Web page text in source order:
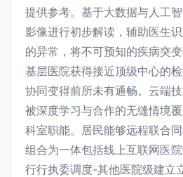
提供参考。基于大数据与人工
影像进行初步解读，辅助医生
的异常，将不可预知的疾病突
基层医院获得接近顶级中心的
协同变得前所未有通畅。云端
被深度学习与合作的无缝情境
科室职能。居民能够远程联合
组合为一体包括线上互联网医
行行执委调度-其他医院级建立